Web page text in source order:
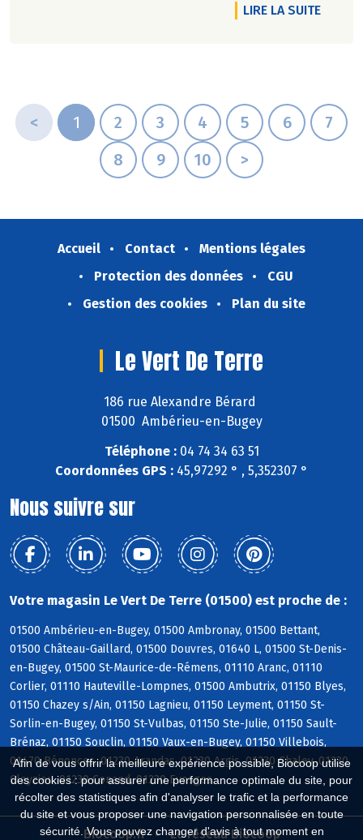
Afin de vous offrir la meilleure expérience possible, Biocoop utilise
des cookies : pour assurer une performance optimale du site, pour
récolter des statistiques afin d'analyser le trafic et la performance
du site et vous proposer une navigation personnalisée en toute
sécurité. Vous pouvez changer d'avis à tout moment en
LIRE LA SUITEDE
< 1 2 3 4 5 6
7
8
9 10 >
Accueil Contact
Mentions légales
Protection des données
CGU
Gestion des cookies
Plan du site
Le Vert De Terre
186 rue Alexandre Bérard
01500 Ambérieu-en-Bugey
Téléphone :04 74 34 63 51
Coordonnées GPS : 45,97292 ° , 5,352307 °
Nous suivre sur
Votre magasin Le Vert De Terre (01500) est proche de :
01500 Ambérieu-en-Bugey, 01500 Ambronay, 01500 Bettant,
01500 Château-Gaillard, 01500 Douvres, 01640 L, 01500 St-Denis-
en-Bugey, 01500 St-Maurice-de-Rémens, 01110 Aranc, 01110
Corlier, 01110 Hauteville-Lompnes, 01500 Ambutrix, 01150 Blyes,
01150 Chazey s/Ain, 01150 Lagnieu, 01150 Leyment, 01150 St-
Sorlin-en-Bugey, 01150 St-Vulbas, 01150 Ste-Julie, 01150 Sault-
Brénaz, 01150 Souclin, 01150 Vaux-en-Bugey, 01150 Villebois,
01470 Bénonces, 01230 Arandas, 01230 Argis, 01230 Chaley, 01230
Cleyzieu, 01230 Conand, 01230 Evosges
Biocoop.fr Le réseau Biocoop